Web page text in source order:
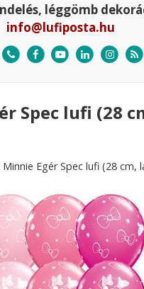
léggömb
info@lufiposta.hu
Spec lufi (28
Minnie Egér Spec lufi (28 cm,